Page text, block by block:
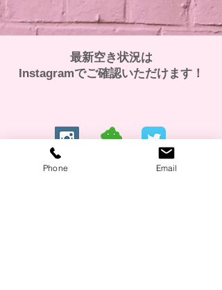
最新空き状況は
​Instagramでご確認いただけます！
Phone Email